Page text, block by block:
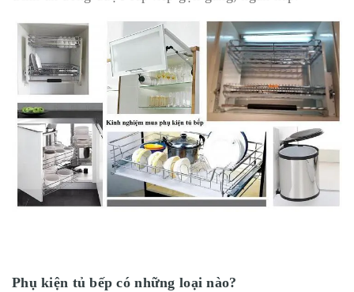
Phụ kiện tủ bếp có những loại nào?